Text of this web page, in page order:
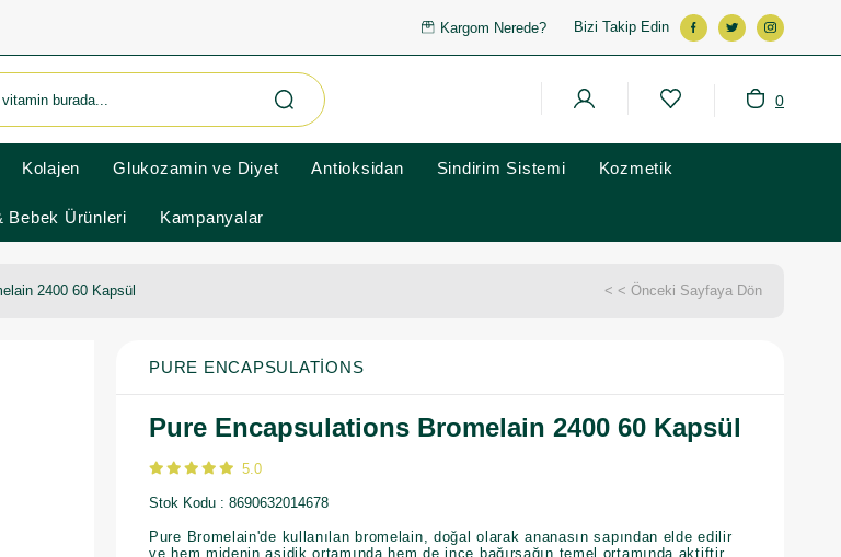
Kargom Nerede? Bizi Takip Edin
0
Kolajen Glukozamin ve Diyet Antioksidan Sindirim Sistemi Kozmetik
Bebek Ürünleri Kampanyalar
2400 60 Kapsül < < Önceki Sayfaya Dön
PURE ENCAPSULATIONS
Pure Encapsulations Bromelain 2400 60 Kapsül
5.0
Stok Kodu 8690632014678
Pure Bromelain'de kullanılan bromelain, doğal olarak ananasın sapından elde edilir
ve hem midenin asidik ortamında hem de ince bağırsağın temel ortamında aktiftir.